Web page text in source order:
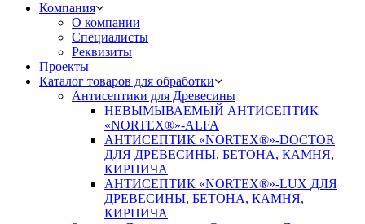
Компания
О компании
Специалисты
Реквизиты
Проекты
Каталог товаров для обработки
Антисептики для Древесины
НЕВЫМЫВАЕМЫЙ АНТИСЕПТИК
«NORTEX®»-ALFA
АНТИСЕПТИК «NORTEX®»-DOCTOR
ДЛЯ ДРЕВЕСИНЫ, БЕТОНА, КАМНЯ,
КИРПИЧА
АНТИСЕПТИК «NORTEX®»-LUX ДЛЯ
ДРЕВЕСИНЫ, БЕТОНА, КАМНЯ,
КИРПИЧА